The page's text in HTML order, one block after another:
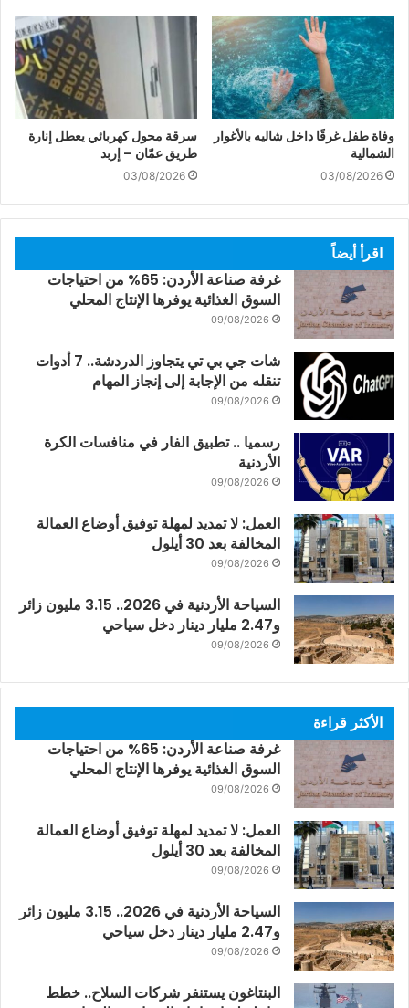
وفاة طفل غرقًا داخل شاليه بالأغوار
الشمالية
03/08/2026
سرقة محول كهربائي يعطل إنارة
طريق عمّان – إربد
03/08/2026
اقرأ أيضاً
غرفة صناعة الأردن: 65% من احتياجات
السوق الغذائية يوفرها الإنتاج المحلي
09/08/2026
شات جي بي تي يتجاوز الدردشة.. 7 أدوات
تنقله من الإجابة إلى إنجاز المهام
09/08/2026
رسميا .. تطبيق الفار في منافسات الكرة
الأردنية
09/08/2026
العمل: لا تمديد لمهلة توفيق أوضاع العمالة
المخالفة بعد 30 أيلول
09/08/2026
السياحة الأردنية في 2026.. 3.15 مليون زائر
و2.47 مليار دينار دخل سياحي
09/08/2026
الأكثر قراءة
غرفة صناعة الأردن: 65% من احتياجات
السوق الغذائية يوفرها الإنتاج المحلي
09/08/2026
العمل: لا تمديد لمهلة توفيق أوضاع العمالة
المخالفة بعد 30 أيلول
09/08/2026
السياحة الأردنية في 2026.. 3.15 مليون زائر
و2.47 مليار دينار دخل سياحي
09/08/2026
البنتاغون يستنفر شركات السلاح.. خطط